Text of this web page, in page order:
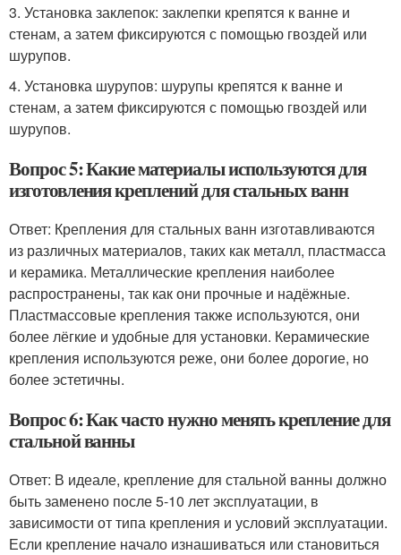
3. Установка заклепок: заклепки крепятся к ванне и
стенам, а затем фиксируются с помощью гвоздей или
шурупов.
4. Установка шурупов: шурупы крепятся к ванне и
стенам, а затем фиксируются с помощью гвоздей или
шурупов.
Вопрос 5: Какие материалы используются для
изготовления креплений для стальных ванн
Ответ: Крепления для стальных ванн изготавливаются
из различных материалов, таких как металл, пластмасса
и керамика. Металлические крепления наиболее
распространены, так как они прочные и надёжные.
Пластмассовые крепления также используются, они
более лёгкие и удобные для установки. Керамические
крепления используются реже, они более дорогие, но
более эстетичны.
Вопрос 6: Как часто нужно менять крепление для
стальной ванны
Ответ: В идеале, крепление для стальной ванны должно
быть заменено после 5-10 лет эксплуатации, в
зависимости от типа крепления и условий эксплуатации.
Если крепление начало изнашиваться или становиться